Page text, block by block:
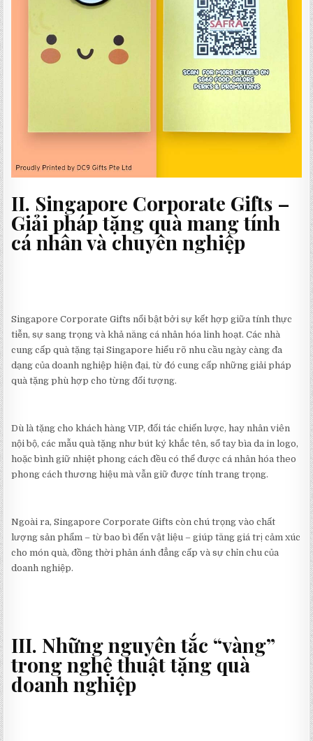
II. Singapore Corporate Gifts –
Giải pháp tặng quà mang tính
cá nhân và chuyên nghiệp
Singapore Corporate Gifts nổi bật bởi sự kết hợp giữa tính thực
tiễn, sự sang trọng và khả năng cá nhân hóa linh hoạt. Các nhà
cung cấp quà tặng tại Singapore hiểu rõ nhu cầu ngày càng đa
dạng của doanh nghiệp hiện đại, từ đó cung cấp những giải pháp
quà tặng phù hợp cho từng đối tượng.
Dù là tặng cho khách hàng VIP, đối tác chiến lược, hay nhân viên
nội bộ, các mẫu quà tặng như bút ký khắc tên, sổ tay bìa da in logo,
hoặc bình giữ nhiệt phong cách đều có thể được cá nhân hóa theo
phong cách thương hiệu mà vẫn giữ được tính trang trọng.
Ngoài ra, Singapore Corporate Gifts còn chú trọng vào chất
lượng sản phẩm – từ bao bì đến vật liệu – giúp tăng giá trị cảm xúc
cho món quà, đồng thời phản ánh đẳng cấp và sự chỉn chu của
doanh nghiệp.
III. Những nguyên tắc “vàng”
trong nghệ thuật tặng quà
doanh nghiệp